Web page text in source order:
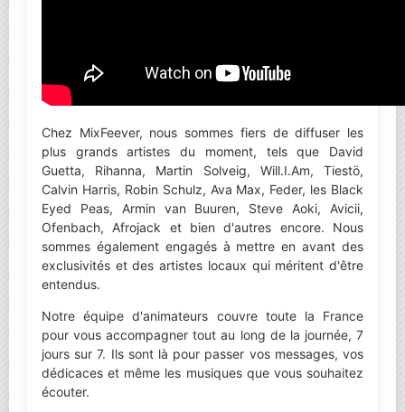
Chez MixFeever, nous sommes fiers de diffuser les
plus grands artistes du moment, tels que David
Guetta, Rihanna, Martin Solveig, Will.I.Am, Tiestö,
Calvin Harris, Robin Schulz, Ava Max, Feder, les Black
Eyed Peas, Armin van Buuren, Steve Aoki, Avicii,
Ofenbach, Afrojack et bien d'autres encore. Nous
sommes également engagés à mettre en avant des
exclusivités et des artistes locaux qui méritent d'être
entendus.
Notre équipe d'animateurs couvre toute la France
pour vous accompagner tout au long de la journée, 7
jours sur 7. Ils sont là pour passer vos messages, vos
dédicaces et même les musiques que vous souhaitez
écouter.